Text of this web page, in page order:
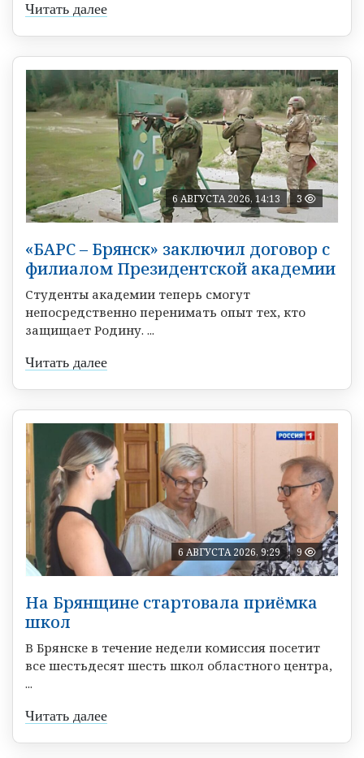
Читать далее
6 АВГУСТА 2026, 14:13 3
«БАРС – Брянск» заключил договор с
филиалом Президентской академии
Студенты академии теперь смогут
непосредственно перенимать опыт тех, кто
защищает Родину. ...
Читать далее
6 АВГУСТА 2026, 9:29 9
На Брянщине стартовала приёмка
школ
В Брянске в течение недели комиссия посетит
все шестьдесят шесть школ областного центра,
...
Читать далее